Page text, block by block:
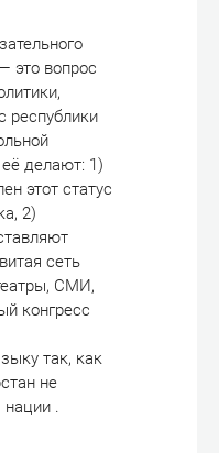
это вопрос
республики
делают: 1)
этот статус
2)
сеть
СМИ,
конгресс
так, как
не
.